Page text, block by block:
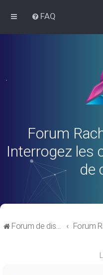
FAQ
Forum
Interrogez les
de
Forum de discussions sur le Regroupement de Crédits et le Rachat de Crédits